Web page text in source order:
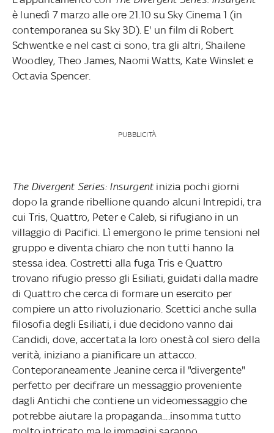
è lunedì 7 marzo alle ore 21.10 su Sky Cinema 1 (in
contemporanea su Sky 3D). E' un film di Robert
Schwentke e nel cast ci sono, tra gli altri, Shailene
Woodley, Theo James, Naomi Watts, Kate Winslet e
Octavia Spencer.
PUBBLICITÀ
The Divergent Series: Insurgent inizia pochi giorni
dopo la grande ribellione quando alcuni Intrepidi, tra
cui Tris, Quattro, Peter e Caleb, si rifugiano in un
villaggio di Pacifici. Lì emergono le prime tensioni nel
gruppo e diventa chiaro che non tutti hanno la
stessa idea. Costretti alla fuga Tris e Quattro
trovano rifugio presso gli Esiliati, guidati dalla madre
di Quattro che cerca di formare un esercito per
compiere un atto rivoluzionario. Scettici anche sulla
filosofia degli Esiliati, i due decidono vanno dai
Candidi, dove, accertata la loro onestà col siero della
verità, iniziano a pianificare un attacco.
Conteporaneamente Jeanine cerca il "divergente"
perfetto per decifrare un messaggio proveniente
dagli Antichi che contiene un videomessaggio che
potrebbe aiutare la propaganda....insomma tutto